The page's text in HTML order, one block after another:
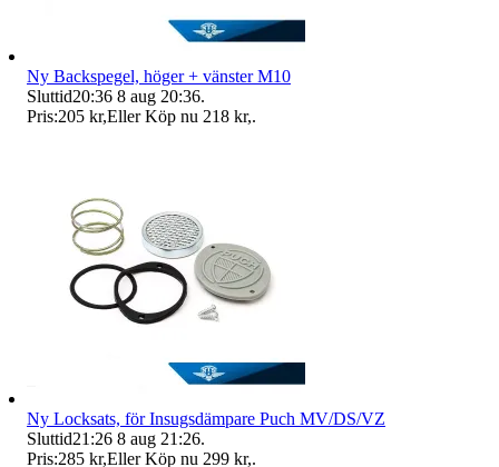
Ny Backspegel, höger + vänster M10
Sluttid20:36 8 aug 20:36.
Pris:205 kr,Eller Köp nu 218 kr,.
Ny Locksats, för Insugsdämpare Puch MV/DS/VZ
Sluttid21:26 8 aug 21:26.
Pris:285 kr,Eller Köp nu 299 kr,.